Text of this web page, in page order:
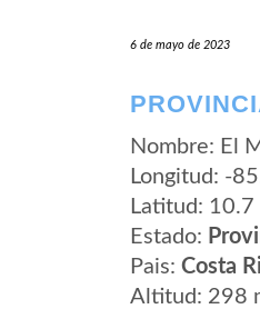
6 de mayo de 2023
Nombre: El
Longitud: -
Latitud: 10.7
Estado:
Pais: Costa
Altitud: 298